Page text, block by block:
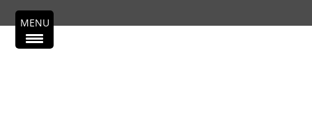
till
innehåll
Primär meny
MENU